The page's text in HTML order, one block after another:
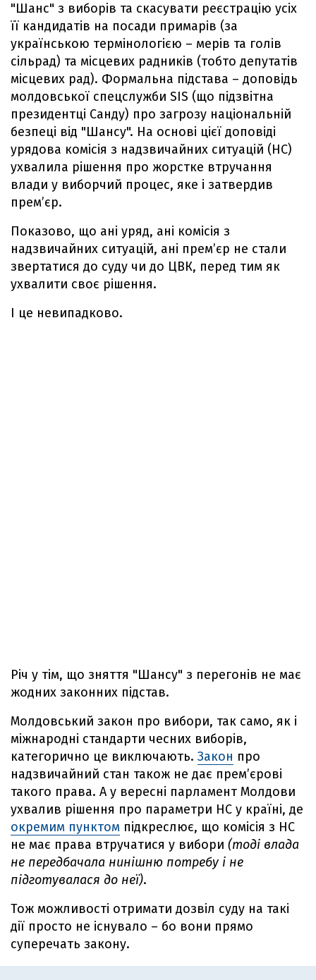
"Шанс" з виборів та скасувати реєстрацію усіх
її кандидатів на посади примарів (за
українською термінологією – мерів та голів
сільрад) та місцевих радників (тобто депутатів
місцевих рад). Формальна підстава – доповідь
молдовської спецслужби SIS (що підзвітна
президентці Санду) про загрозу національній
безпеці від "Шансу". На основі цієї доповіді
урядова комісія з надзвичайних ситуацій (НС)
ухвалила рішення про жорстке втручання
влади у виборчий процес, яке і затвердив
прем’єр.
Показово, що ані уряд, ані комісія з
надзвичайних ситуацій, ані прем’єр не стали
звертатися до суду чи до ЦВК, перед тим як
ухвалити своє рішення.
І це невипадково.
Річ у тім, що зняття "Шансу" з перегонів не має
жодних законних підстав.
Молдовський закон про вибори, так само, як і
міжнародні стандарти чесних виборів,
категорично це виключають. Закон про
надзвичайний стан також не дає прем’єрові
такого права. А у вересні парламент Молдови
ухвалив рішення про параметри НС у країні, де
окремим пунктом підкреслює, що комісія з НС
не має права втручатися у вибори (тоді влада
не передбачала нинішню потребу і не
підготувалася до неї).
Тож можливості отримати дозвіл суду на такі
дії просто не існувало – бо вони прямо
суперечать закону.